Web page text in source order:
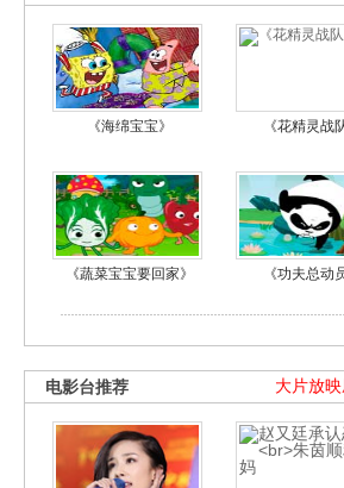
《海绵宝宝》 《花精灵战
《蔬菜宝宝要回家》 《功夫总动
大片放
电影台推荐